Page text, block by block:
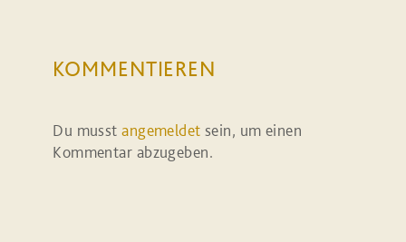
KOMMENTIEREN
Du musstangemeldet sein, um einen
Kommentar abzugeben.